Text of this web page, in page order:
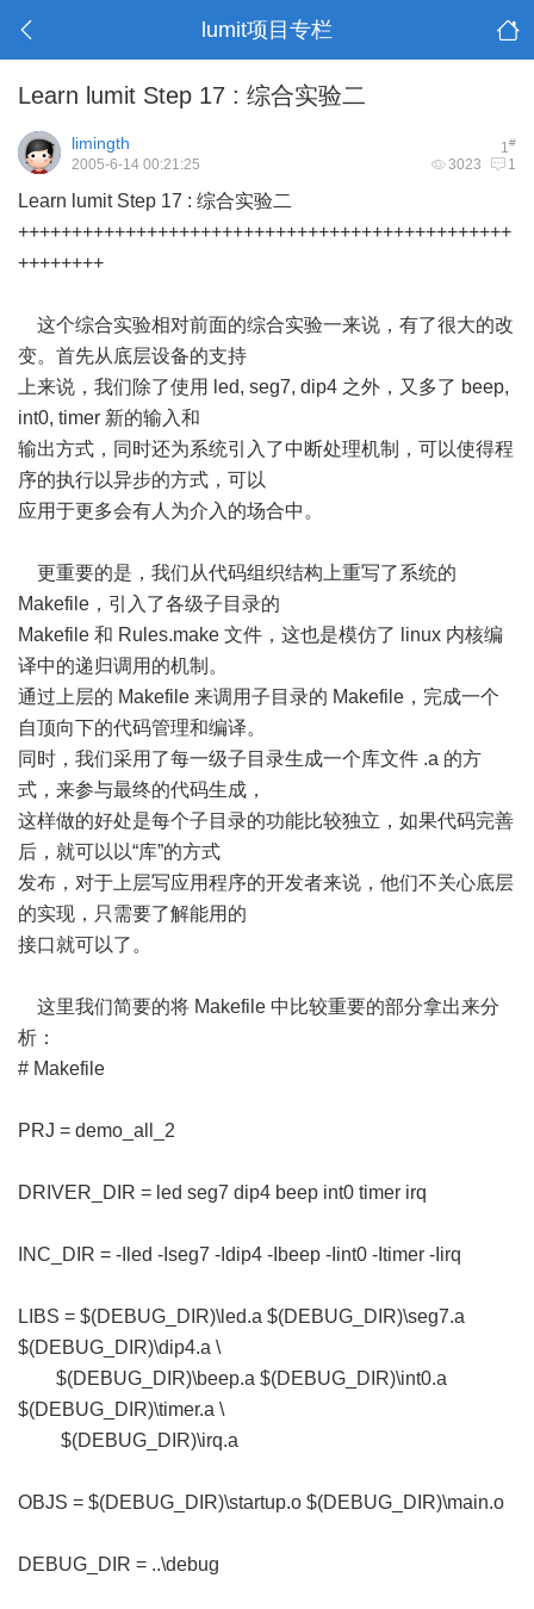
lumit项目专栏
Learn lumit Step 17 : 综合实验二
1#
limingth
3023 1
2005-6-14 00:21:25
Learn lumit Step 17 : 综合实验二
++++++++++++++++++++++++++++++++++++++++++++++
++++++++
这个综合实验相对前面的综合实验一来说，有了很大的改
变。首先从底层设备的支持
上来说，我们除了使用 led, seg7, dip4 之外，又多了 beep,
int0, timer 新的输入和
输出方式，同时还为系统引入了中断处理机制，可以使得程
序的执行以异步的方式，可以
应用于更多会有人为介入的场合中。
更重要的是，我们从代码组织结构上重写了系统的
Makefile，引入了各级子目录的
Makefile 和 Rules.make 文件，这也是模仿了 linux 内核编
译中的递归调用的机制。
通过上层的 Makefile 来调用子目录的 Makefile，完成一个
自顶向下的代码管理和编译。
同时，我们采用了每一级子目录生成一个库文件 .a 的方
式，来参与最终的代码生成，
这样做的好处是每个子目录的功能比较独立，如果代码完善
后，就可以以“库”的方式
发布，对于上层写应用程序的开发者来说，他们不关心底层
的实现，只需要了解能用的
接口就可以了。
这里我们简要的将 Makefile 中比较重要的部分拿出来分
析：
# Makefile
PRJ = demo_all_2
DRIVER_DIR = led seg7 dip4 beep int0 timer irq
INC_DIR = -Iled -Iseg7 -Idip4 -Ibeep -Iint0 -Itimer -Iirq
LIBS = $(DEBUG_DIR)\led.a $(DEBUG_DIR)\seg7.a
$(DEBUG_DIR)\dip4.a \
$(DEBUG_DIR)\beep.a $(DEBUG_DIR)\int0.a
$(DEBUG_DIR)\timer.a \
$(DEBUG_DIR)\irq.a
OBJS = $(DEBUG_DIR)\startup.o $(DEBUG_DIR)\main.o
DEBUG_DIR = ..\debug